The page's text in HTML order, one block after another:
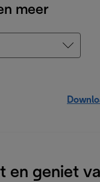
meer
en geniet